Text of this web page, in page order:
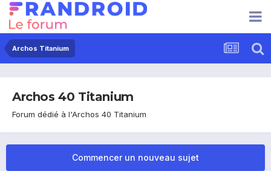
Archos Titanium
Archos 40 Titanium
Forum dédié à l'Archos 40 Titanium
Commencer un nouveau sujet